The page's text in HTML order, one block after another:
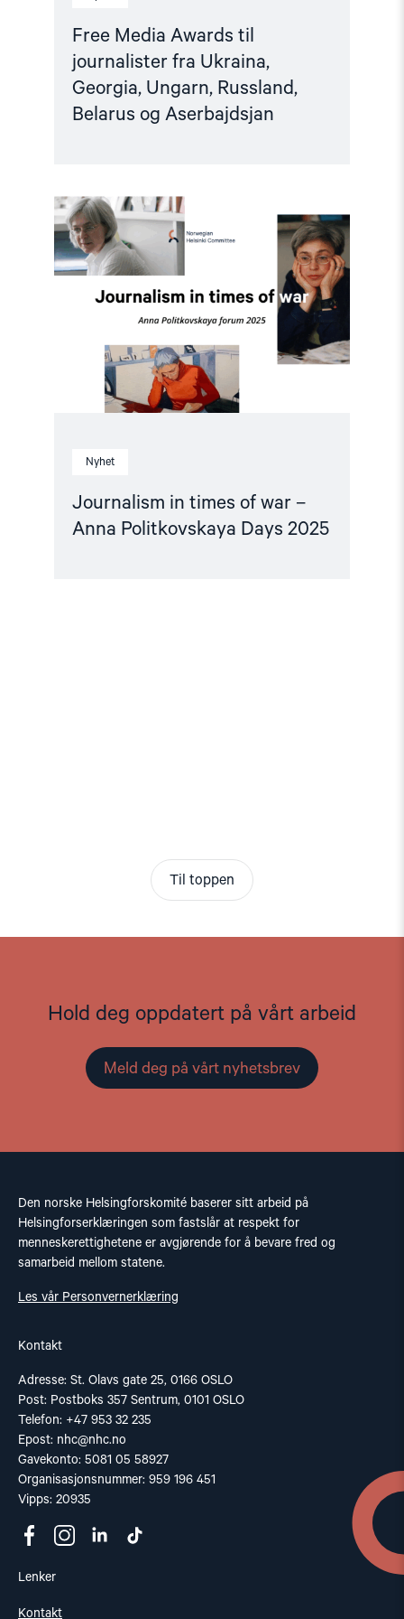
Free Media Awards til
journalister fra Ukraina,
Georgia, Ungarn, Russland,
Belarus og Aserbajdsjan
Nyhet
Journalism in times of war –
Anna Politkovskaya Days 2025
in
war
–
Anna
Days
2025"
Til toppen
Hold deg oppdatert på vårt arbeid
Meld deg på vårt nyhetsbrev
Den norske Helsingforskomité baserer sitt arbeid på
Helsingforserklæringen som fastslår at respekt for
menneskerettighetene er avgjørende for å bevare fred og
samarbeid mellom statene.
Les vår Personvernerklæring
Kontakt
Adresse: St. Olavs gate 25, 0166 OSLO
Post: Postboks 357 Sentrum, 0101 OSLO
Telefon: +47 953 32 235
Epost: nhc@nhc.no
Gavekonto: 5081 05 58927
Organisasjonsnummer: 959 196 451
Vipps: 20935
Lenker
Kontakt